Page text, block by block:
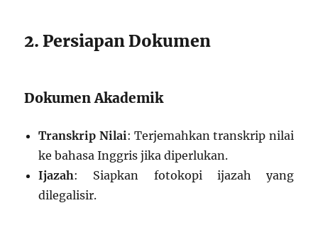
2. Persiapan Dokumen
Dokumen Akademik
Transkrip Nilai: Terjemahkan transkrip nilai
ke bahasa Inggris jika diperlukan.
Ijazah: Siapkan fotokopi ijazah yang
dilegalisir.